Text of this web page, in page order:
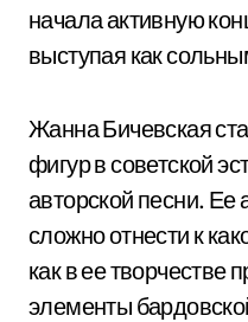
начала активную
выступая как
Жанна Бичевская
фигур в советской
авторской песни. Ее
сложно отнести к
как в ее творчестве
элементы